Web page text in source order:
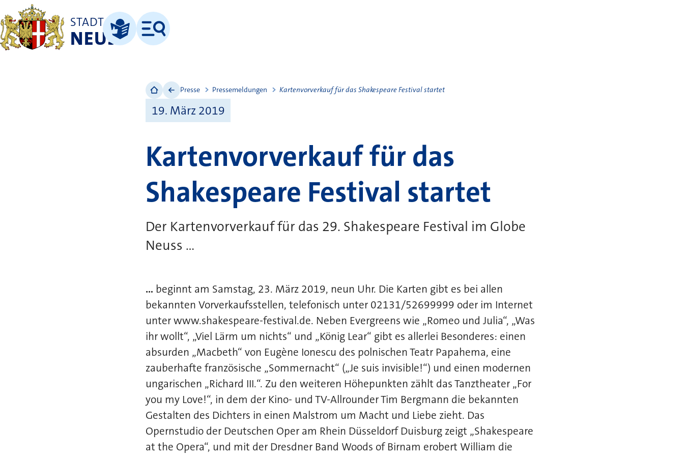
STADT
NEUSSLeichte Sprache
Menü
Presse Pressemeldungen Kartenvorverkauf für das Shakespeare Festival startet
19. März 2019
Kartenvorverkauf für das
Shakespeare Festival startet
Der Kartenvorverkauf für das 29. Shakespeare Festival im Globe
Neuss ...
... beginnt am Samstag, 23. März 2019, neun Uhr. Die Karten gibt es bei allen
bekannten Vorverkaufsstellen, telefonisch unter 02131/52699999 oder im Internet
unter www.shakespeare-festival.de. Neben Evergreens wie „Romeo und Julia“, „Was
ihr wollt“, „Viel Lärm um nichts“ und „König Lear“ gibt es allerlei Besonderes: einen
absurden „Macbeth“ von Eugène Ionescu des polnischen Teatr Papahema, eine
zauberhafte französische „Sommernacht“ („Je suis invisible!“) und einen modernen
ungarischen „Richard III.“. Zu den weiteren Höhepunkten zählt das Tanztheater „For
you my Love!“, in dem der Kino- und TV-Allrounder Tim Bergmann die bekannten
Gestalten des Dichters in einen Malstrom um Macht und Liebe zieht. Das
Opernstudio der Deutschen Oper am Rhein Düsseldorf Duisburg zeigt „Shakespeare
at the Opera“, und mit der Dresdner Band Woods of Birnam erobert William die